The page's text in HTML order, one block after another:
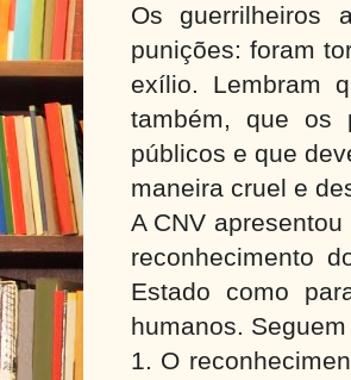
Os guerrilheiros
punições: foram
exílio. Lembram
também, que os
públicos e que
maneira cruel e
A CNV
reconhecimento
Estado como
humanos.
1. O